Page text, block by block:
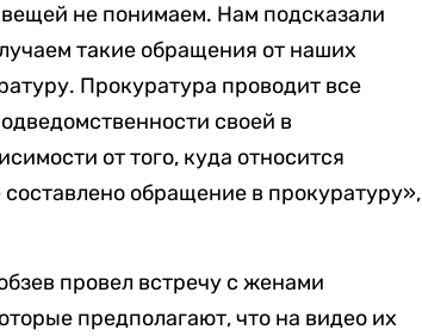
не понимаем. Нам подсказали
такие обращения от наших
Прокуратура проводит все
своей в
от того, куда относится
составлено обращение в прокуратуру»,
провел встречу с женами
предполагают, что на видео их